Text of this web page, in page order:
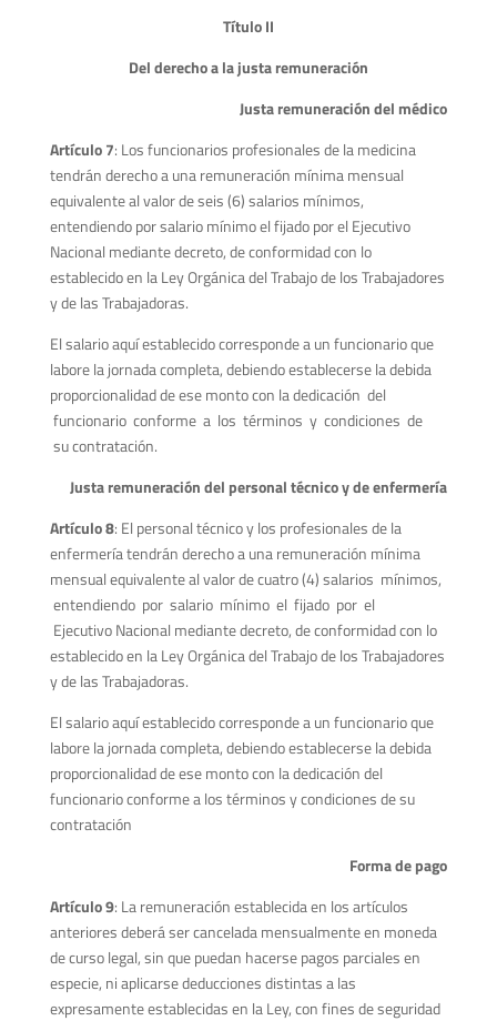
Título II
Del derecho a la justa remuneración
Justa remuneración del médico
Artículo 7: Los funcionarios profesionales de la medicina
tendrán derecho a una remuneración mínima mensual
equivalente al valor de seis (6) salarios mínimos,
entendiendo por salario mínimo el fijado por el Ejecutivo
Nacional mediante decreto, de conformidad con lo
establecido en la Ley Orgánica del Trabajo de los Trabajadores
y de las Trabajadoras.
El salario aquí establecido corresponde a un funcionario que
labore la jornada completa, debiendo establecerse la debida
proporcionalidad de ese monto con la dedicación del
funcionario conforme a los términos y condiciones de
su contratación.
Justa remuneración del personal técnico y de enfermería
Artículo 8: El personal técnico y los profesionales de la
enfermería tendrán derecho a una remuneración mínima
mensual equivalente al valor de cuatro (4) salarios mínimos,
entendiendo por salario mínimo el fijado por el
Ejecutivo Nacional mediante decreto, de conformidad con lo
establecido en la Ley Orgánica del Trabajo de los Trabajadores
y de las Trabajadoras.
El salario aquí establecido corresponde a un funcionario que
labore la jornada completa, debiendo establecerse la debida
proporcionalidad de ese monto con la dedicación del
funcionario conforme a los términos y condiciones de su
contratación
Forma de pago
Artículo 9: La remuneración establecida en los artículos
anteriores deberá ser cancelada mensualmente en moneda
de curso legal, sin que puedan hacerse pagos parciales en
especie, ni aplicarse deducciones distintas a las
expresamente establecidas en la Ley, con fines de seguridad